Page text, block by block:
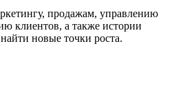
продажам, управлению
клиентов, а также истории
новые точки роста.